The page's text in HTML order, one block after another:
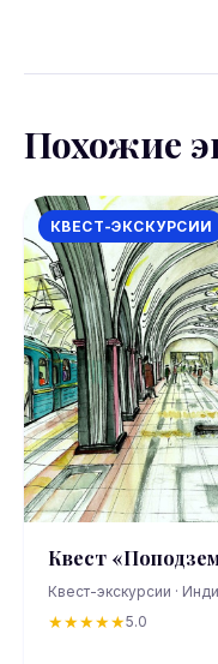
Похожие
КВЕСТ-ЭКСКУРСИИ
Квест
Квест-экскурсии ·
★★★★★5.0